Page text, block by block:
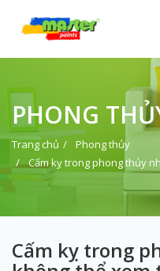
PHONG
Trang chủ
Phong thủy
Cấm kỵ trong phong thủy
Cấm kỵ trong